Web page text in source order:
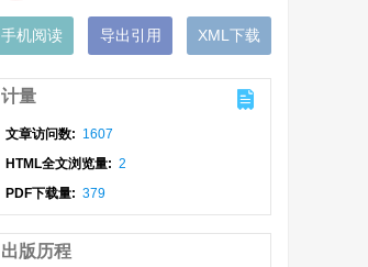
手机阅读 导出引用 XML下载
计量
文章访问数: 1607
HTML全文浏览量: 2
PDF下载量: 379
出版历程